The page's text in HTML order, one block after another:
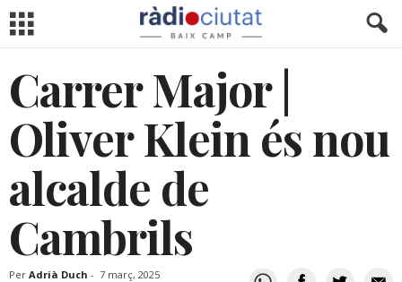
Carrer Major |
Oliver Klein és nou
alcalde de
Cambrils
Per Adrià Duch - 7 març, 2025